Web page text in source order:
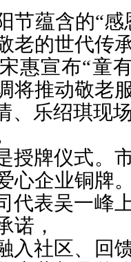
节蕴含的“感
老的世代传
惠宣布“童
将推动敬老
、乐绍琪现
授牌仪式。
心企业铜牌
代表吴一峰
诺，
入社区、回